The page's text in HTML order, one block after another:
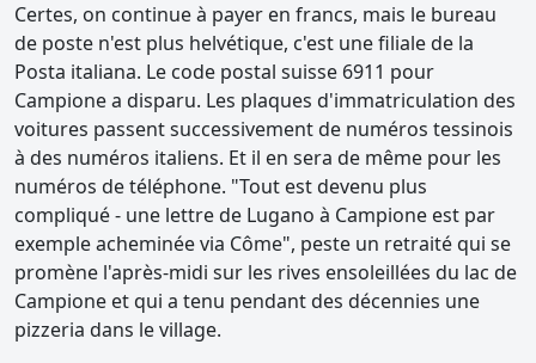
Certes, on continue à payer en francs, mais le bureau
de poste n'est plus helvétique, c'est une filiale de la
Posta italiana. Le code postal suisse 6911 pour
Campione a disparu. Les plaques d'immatriculation des
voitures passent successivement de numéros tessinois
à des numéros italiens. Et il en sera de même pour les
numéros de téléphone. "Tout est devenu plus
compliqué - une lettre de Lugano à Campione est par
exemple acheminée via Côme", peste un retraité qui se
promène l'après-midi sur les rives ensoleillées du lac de
Campione et qui a tenu pendant des décennies une
pizzeria dans le village.